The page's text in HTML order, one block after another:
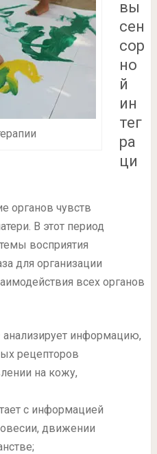
вы
сен
сор
но
й
ин
тег
ра
ци
органов чувств
В этот период
восприятия
для организации
всех органов
информацию,
рецепторов
на кожу,
с информацией
движении